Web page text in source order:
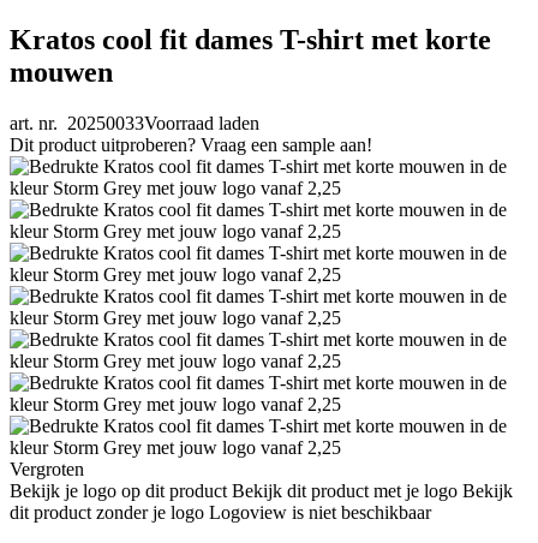
Kratos cool fit dames T-shirt met korte
mouwen
art. nr. 20250033Voorraad laden
Dit product uitproberen? Vraag een sample aan!
Vergroten
Bekijk je logo op dit product Bekijk dit product met je logo Bekijk
dit product zonder je logo Logoview is niet beschikbaar